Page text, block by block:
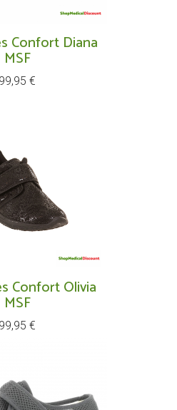
Confort Diana
MSF
Prix
99,95 €
Confort Olivia
MSF
Prix
99,95 €